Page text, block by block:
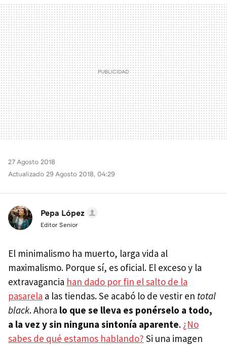
27 Agosto 2018
Actualizado 29 Agosto 2018, 04:29
Pepa López
Editor Senior
El minimalismo ha muerto, larga vida al
maximalismo. Porque sí, es oficial. El exceso y la
extravagancia han dado por fin el salto de la
pasarela a las tiendas. Se acabó lo de vestir en total
black. Ahora lo que se lleva es ponérselo a todo,
a la vez y sin ninguna sintonía aparente. ¿No
sabes de qué estamos hablando? Si una imagen